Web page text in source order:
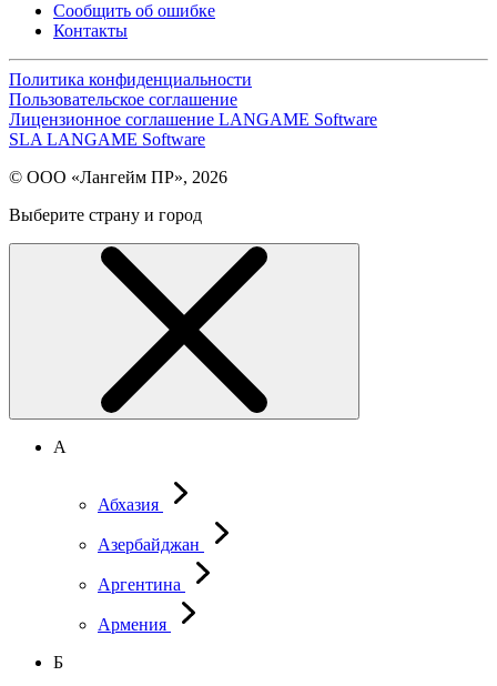
Сообщить об ошибке
Контакты
Политика конфиденциальности
Пользовательское соглашение
Лицензионное соглашение LANGAME Software
SLA LANGAME Software
© ООО «Лангейм ПР», 2026
Выберите страну и город
А
Абхазия
Азербайджан
Аргентина
Армения
Б